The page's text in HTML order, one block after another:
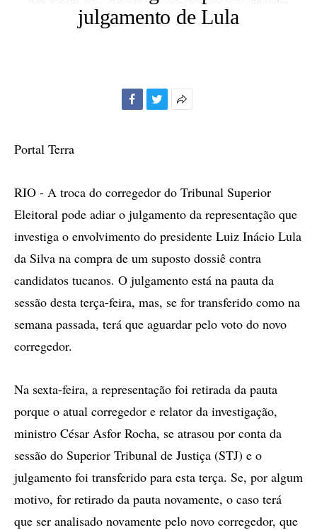
julgamento de Lula
Portal Terra
RIO - A troca do corregedor do Tribunal Superior
Eleitoral pode adiar o julgamento da representação que
investiga o envolvimento do presidente Luiz Inácio Lula
da Silva na compra de um suposto dossiê contra
candidatos tucanos. O julgamento está na pauta da
sessão desta terça-feira, mas, se for transferido como na
semana passada, terá que aguardar pelo voto do novo
corregedor.
Na sexta-feira, a representação foi retirada da pauta
porque o atual corregedor e relator da investigação,
ministro César Asfor Rocha, se atrasou por conta da
sessão do Superior Tribunal de Justiça (STJ) e o
julgamento foi transferido para esta terça. Se, por algum
motivo, for retirado da pauta novamente, o caso terá
que ser analisado novamente pelo novo corregedor, que